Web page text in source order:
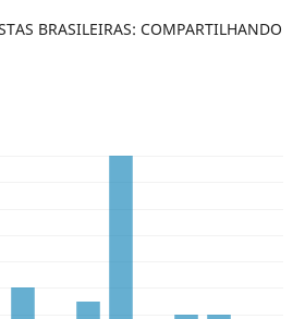
BRASILEIRAS: COMPARTILHANDO